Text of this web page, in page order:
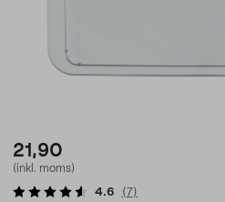
21,90
(inkl. moms)
4.6 (7)